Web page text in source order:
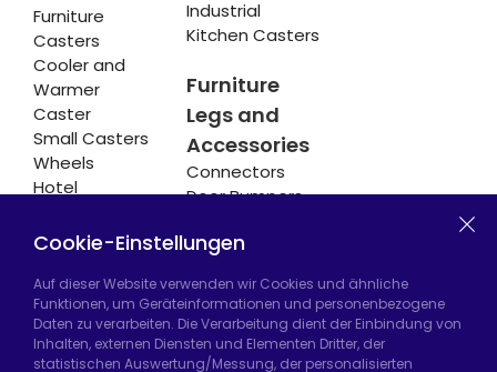
Furniture
Casters
Cooler and
Warmer
Caster
Small Casters
Wheels
Hotel
Casters
Industrial
Kitchen Casters
Furniture
Legs and
Accessories
Connectors
Door Bumpers
Hadımköy Fabrik:Atatürk Sanayi Bölgesi,
Uzunçayır Caddesi, No:11 Hadımköy, 34555
Cookie-Einstellungen
Auf dieser Website verwenden wir Cookies und ähnliche
Funktionen, um Geräteinformationen und personenbezogene
Daten zu verarbeiten. Die Verarbeitung dient der Einbindung von
Inhalten, externen Diensten und Elementen Dritter, der
statistischen Auswertung/Messung, der personalisierten